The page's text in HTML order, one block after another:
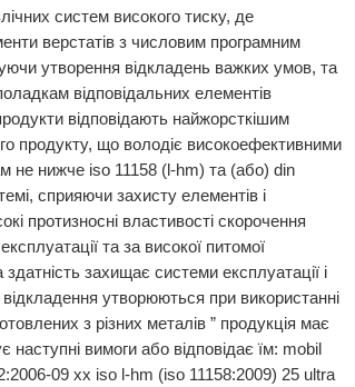
систем високого тиску, де
верстатів з числовим програмним
утворення відкладень важких умов, та
відповідальних елементів
відповідають найжорсткішим
продукту, що володіє високоефективними
не нижче iso 11158 (l-hm) та (або) din
сприяючи захисту елементів і
протизносні властивості скорочення
та за високої питомої
захищає системи експлуатації і
утворюються при використанні
з різних металів ” продукція має
вимоги або відповідає їм: mobil
09 xx iso l-hm (iso 11158:2009) 25 ultra